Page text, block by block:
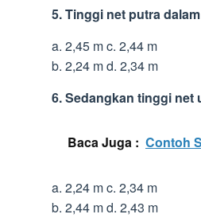
5. Tinggi net putra
a. 2,45 m c. 2,44 m
b. 2,24 m d. 2,34 m
6. Sedangkan tinggi
Baca Juga : Contoh
a. 2,24 m c. 2,34 m
b. 2,44 m d. 2,43 m